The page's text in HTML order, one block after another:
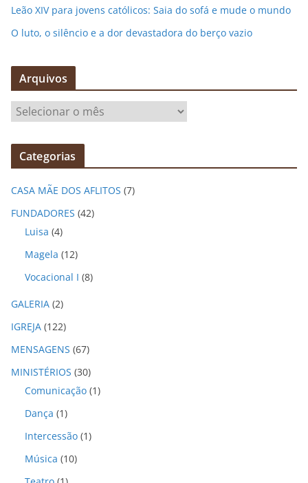
Leão XIV para jovens católicos: Saia do sofá e mude o mundo
O luto, o silêncio e a dor devastadora do berço vazio
Arquivos
r
q
v
o
Categorias
CASA MÃE DOS AFLITOS (7)
FUNDADORES (42)
Luisa (4)
Magela (12)
Vocacional I (8)
GALERIA (2)
IGREJA (122)
MENSAGENS (67)
MINISTÉRIOS (30)
Comunicação (1)
Dança (1)
Intercessão (1)
Música (10)